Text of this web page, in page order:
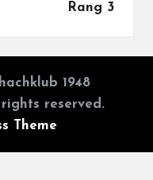
Rang 3
1948
reserved.
Theme